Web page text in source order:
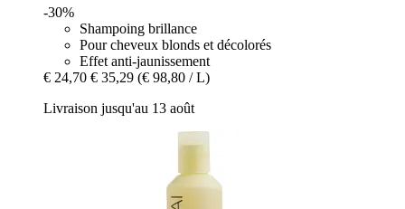
-30%
Shampoing brillance
Pour cheveux blonds et décolorés
Effet anti-jaunissement
€ 24,70 € 35,29 (€ 98,80 / L)
Livraison jusqu'au 13 août